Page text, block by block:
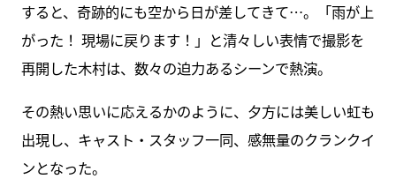
すると、奇跡的にも空から日が差してきて…。「雨が上
がった！ 現場に戻ります！」と清々しい表情で撮影を
再開した木村は、数々の迫力あるシーンで熱演。
その熱い思いに応えるかのように、夕方には美しい虹も
出現し、キャスト・スタッフ一同、感無量のクランクイ
ンとなった。